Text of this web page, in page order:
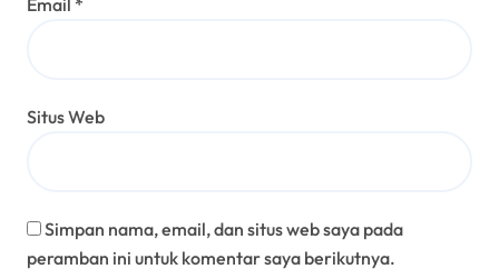
Situs Web
Simpan nama, email, dan situs web saya pada
peramban ini untuk komentar saya berikutnya.